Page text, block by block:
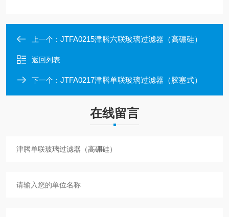
上一个： JTFA0215津腾六联玻璃过滤器（高硼硅）
返回列表
下一个： JTFA0217津腾单联玻璃过滤器（胶塞式）
在线留言